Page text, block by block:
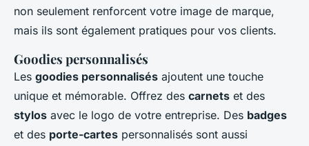
non seulement renforcent votre image de marque,
mais ils sont également pratiques pour vos clients.
Goodies personnalisés
Les goodies personnalisés ajoutent une touche
unique et mémorable. Offrez des carnets et des
stylos avec le logo de votre entreprise. Des badges
et des porte-cartes personnalisés sont aussi